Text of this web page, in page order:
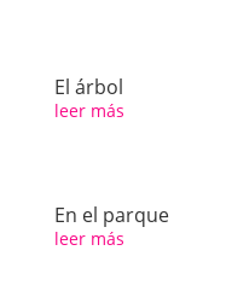
El árbol
leer más
En el parque
leer más